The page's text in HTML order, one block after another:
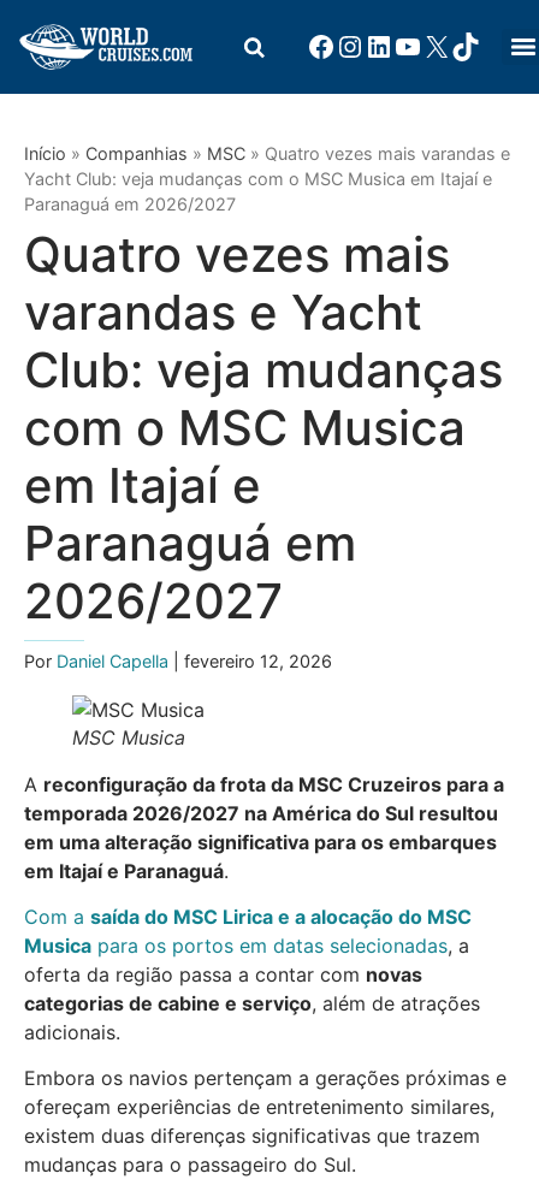
Início » Companhias » MSC » Quatro vezes mais varandas e
Yacht Club: veja mudanças com o MSC Musica em Itajaí e
Paranaguá em 2026/2027
Quatro vezes mais
varandas e Yacht
Club: veja mudanças
com o MSC Musica
em Itajaí e
Paranaguá em
2026/2027
Por Daniel Capella | fevereiro 12, 2026
MSC Musica
A reconfiguração da frota da MSC Cruzeiros para a
temporada 2026/2027 na América do Sul resultou
em uma alteração significativa para os embarques
em Itajaí e Paranaguá.
Com a saída do MSC Lirica e a alocação do MSC
Musica para os portos em datas selecionadas, a
oferta da região passa a contar com novas
categorias de cabine e serviço, além de atrações
adicionais.
Embora os navios pertençam a gerações próximas e
ofereçam experiências de entretenimento similares,
existem duas diferenças significativas que trazem
mudanças para o passageiro do Sul.